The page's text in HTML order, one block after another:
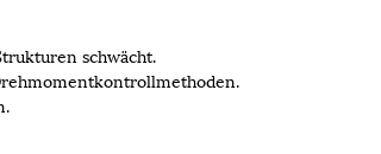
schwächt.